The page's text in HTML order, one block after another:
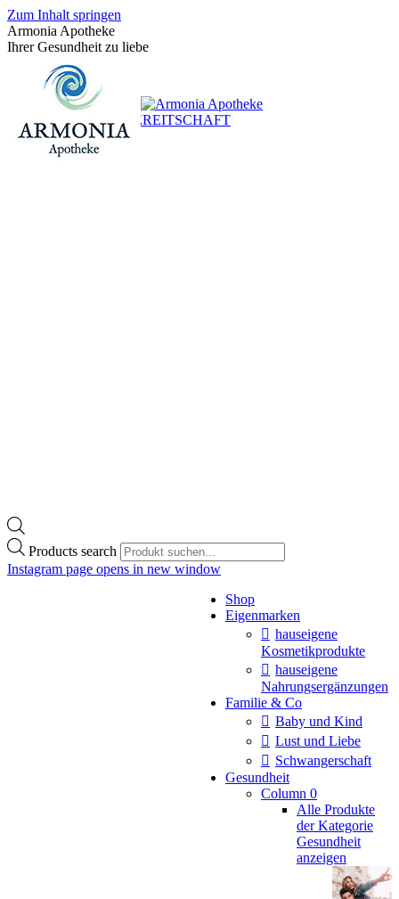
Zum Inhalt springen
Armonia Apotheke
Ihrer Gesundheit zu liebe
+43 (0)1 / 48 624 14BEREITSCHAFT
Products search
Instagram page opens in new window
Shop
Eigenmarken
hauseigene
Kosmetikprodukte
hauseigene
Nahrungsergänzungen
Familie & Co
Baby und Kind
Lust und Liebe
Schwangerschaft
Gesundheit
Column 0
Alle Produkte
der Kategorie
Gesundheit
anzeigen